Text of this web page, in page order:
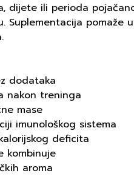
dijete ili perioda
Suplementacija pomaže
dodataka
nakon treninga
mase
imunološkog sistema
deficita
kombinuje
aroma